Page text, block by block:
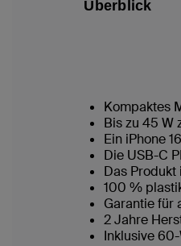
Überblick
Kompaktes
Bis zu 45 W
Ein iPhone
Die USB-C
Das
100 %
Garantie für
2 Jahre
Inklusive